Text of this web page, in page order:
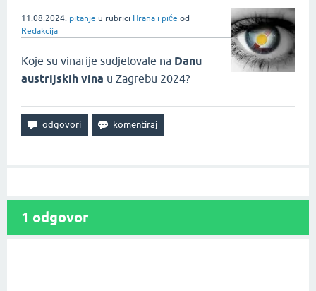
11.08.2024. pitanje u rubrici Hrana i piće od
Redakcija
Koje su vinarije sudjelovale na Danu
austrijskih vina u Zagrebu 2024?
1 odgovor